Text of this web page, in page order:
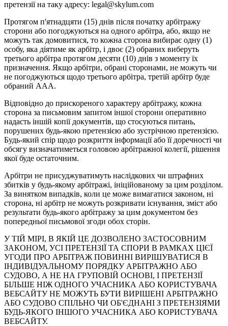
претензії на таку адресу: legal@skylum.com
Протягом п'ятнадцяти (15) днів після початку арбітражу
сторони або погоджуються на одного арбітра, або, якщо не
можуть так домовитися, то кожна сторона вибирає одну (1)
особу, яка діятиме як арбітр, і двоє (2) обраних виберуть
третього арбітра протягом десяти (10) днів з моменту їх
призначення. Якщо арбітри, обрані сторонами, не можуть чи
не погоджуються щодо третього арбітра, третій арбітр буде
обраний AAA.
Відповідно до прискореного характеру арбітражу, кожна
сторона за письмовим запитом іншої сторони оперативно
надасть іншій копії документів, що стосуються питань,
порушених будь-якою претензією або зустрічною претензією.
Будь-який спір щодо розкриття інформації або її доречності чи
обсягу визначатиметься головою арбітражної колегії, рішення
якої буде остаточним.
Арбітри не присуджуватимуть наслідкових чи штрафних
збитків у будь-якому арбітражі, ініційованому за цим розділом.
За винятком випадків, коли це може вимагатися законом, ні
сторона, ні арбітр не можуть розкривати існування, зміст або
результати будь-якого арбітражу за цим документом без
попередньої письмової згоди обох сторін.
У ТІЙ МІРІ, В ЯКІЙ ЦЕ ДОЗВОЛЕНО ЗАСТОСОВНИМ
ЗАКОНОМ, УСІ ПРЕТЕНЗІЇ ТА СПОРИ В РАМКАХ ЦІЄЇ
УГОДИ ПРО АРБІТРАЖ ПОВИННІ ВИРІШУВАТИСЯ В
ІНДИВІДУАЛЬНОМУ ПОРЯДКУ АРБІТРАЖНО АБО
СУДОВО, А НЕ НА ГРУПОВІЙ ОСНОВІ, І ПРЕТЕНЗІЇ
БІЛЬШЕ НІЖ ОДНОГО УЧАСНИКА АБО КОРИСТУВАЧА
ВЕБСАЙТУ НЕ МОЖУТЬ БУТИ ВИРІШЕНІ АРБІТРАЖНО
АБО СУДОВО СПІЛЬНО ЧИ ОБ'ЄДНАНІ З ПРЕТЕНЗІЯМИ
БУДЬ-ЯКОГО ІНШОГО УЧАСНИКА АБО КОРИСТУВАЧА
ВЕБСАЙТУ.